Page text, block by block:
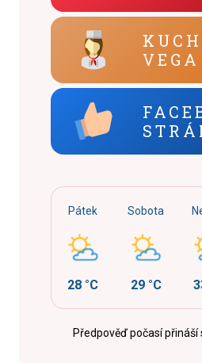
VEGA
Pátek
28 °C
Sobota
29 °C
Předpověď počasí přináší